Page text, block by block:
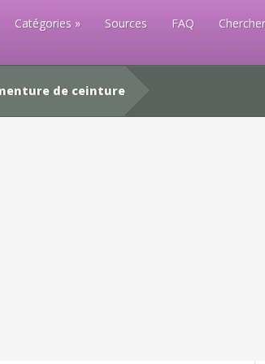
Catégories Sources FAQ
de ceinture